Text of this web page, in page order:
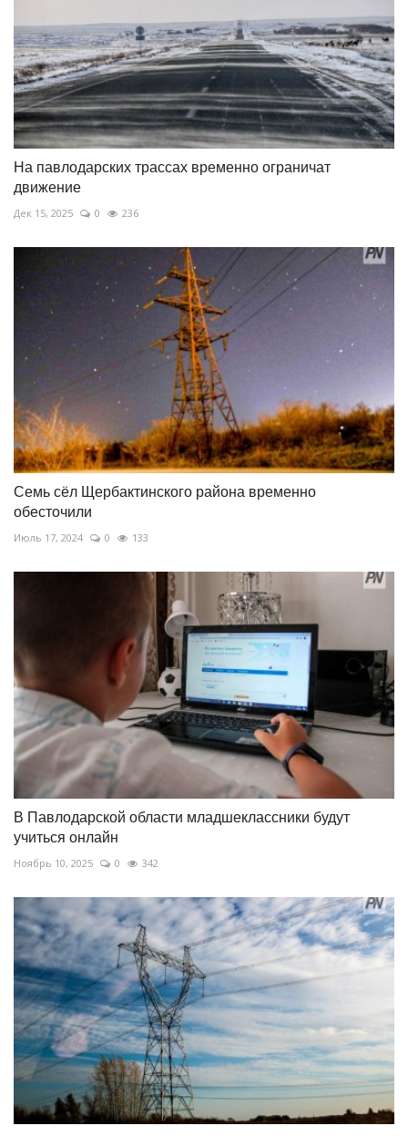
На павлодарских трассах временно ограничат
движение
Дек 15, 2025 0 236
Семь сёл Щербактинского района временно
обесточили
Июль 17, 2024 0 133
В Павлодарской области младшеклассники будут
учиться онлайн
Ноябрь 10, 2025 0 342